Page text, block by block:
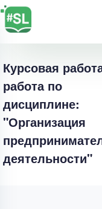
Курсовая
работа по
дисциплине:
"Организация
деятельности"